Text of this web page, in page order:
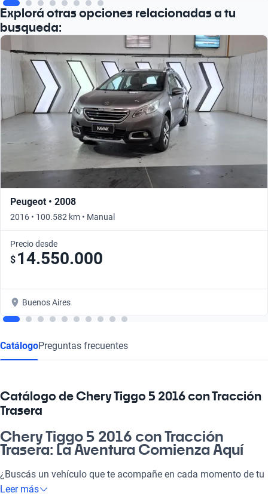
Explorá otras opciones relacionadas a tu
busqueda:
Peugeot • 2008
2016 • 100.582 km • Manual
Precio desde
$ 14.550.000
Buenos Aires
CatálogoPreguntas frecuentes
Catálogo de Chery Tiggo 5 2016 con Tracción
Trasera
Chery Tiggo 5 2016 con Tracción
Trasera: La Aventura Comienza Aquí
¿Buscás un vehículo que te acompañe en cada momento de tu
vida? El Chery Tiggo 5 2016 con Tracción Trasera es la opción
Leer más